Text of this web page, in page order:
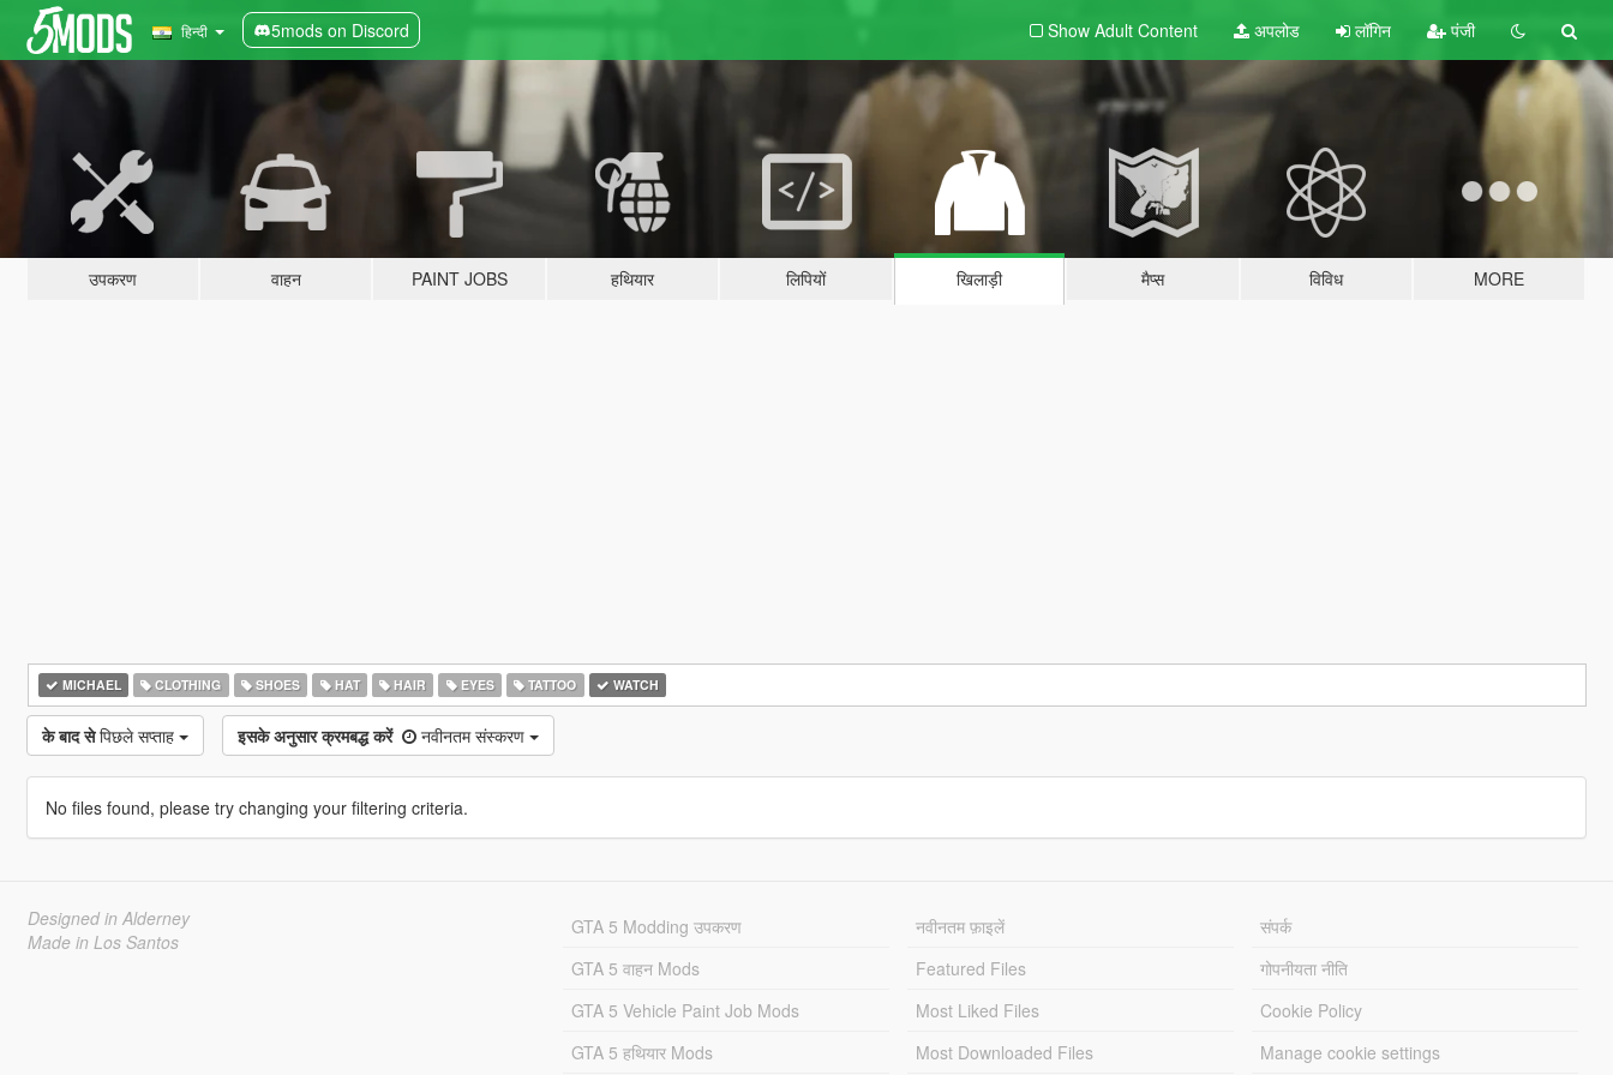
हिन्दी 5mods on Discord Show Adult Content अपलोड लॉगिन पंजी
उपकरण वाहन PAINT JOBS हथियार लिपियों खिलाड़ी मैप्स विविध MORE
MICHAEL CLOTHING SHOES HAT HAIR EYES TATTOO WATCH
के बाद से पिछले सप्ताह इसके अनुसार क्रमबद्ध करें नवीनतम संस्करण
No files found, please try changing your filtering criteria.
Designed in Alderney
Made in Los Santos
GTA 5 Modding उपकरण
GTA 5 वाहन Mods
GTA 5 Vehicle Paint Job Mods
GTA 5 हथियार Mods
नवीनतम फ़ाइलें
Featured Files
Most Liked Files
Most Downloaded Files
संपर्क
गोपनीयता नीति
Cookie Policy
Manage cookie settings